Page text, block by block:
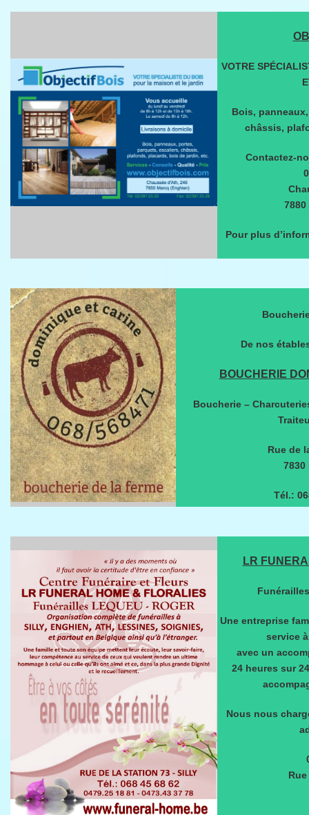
VOTRE
Bois,
châssis,
Contactez-
Pour plus
De nos
BOUCHERIE
Boucherie –
Rue de
Tél.:
LR
Une entreprise
service
avec un
24 heures sur
Nous nous